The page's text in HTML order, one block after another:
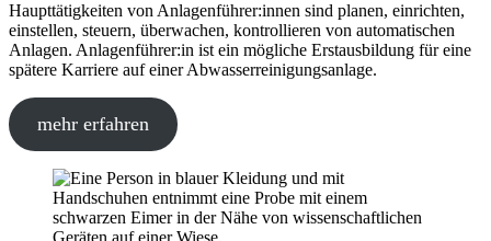
Haupttätigkeiten von Anlagenführer:innen sind planen, einrichten,
einstellen, steuern, überwachen, kontrollieren von automatischen
Anlagen. Anlagenführer:in ist ein mögliche Erstausbildung für eine
spätere Karriere auf einer Abwasserreinigungsanlage.
mehr erfahren